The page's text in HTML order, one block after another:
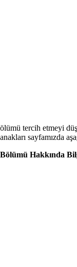
tercih etmeyi
sayfamızda
Hakkında